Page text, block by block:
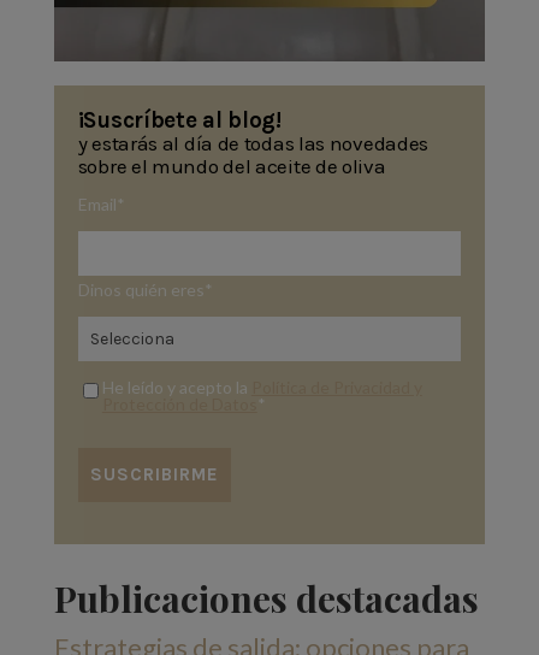
¡Suscríbete al blog!
y estarás al día de todas las novedades
sobre el mundo del aceite de oliva
Email *
Dinos quién eres *
He leído y acepto la
*
Publicaciones destacadas
Estrategias de salida: opciones para